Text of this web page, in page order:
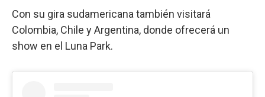
Con su gira sudamericana también visitará
Colombia, Chile y Argentina, donde ofrecerá un
show en el Luna Park.